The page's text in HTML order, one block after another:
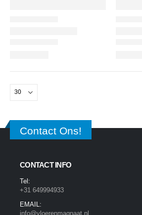
Contact Ons!
CONTACT INFO
Tel:
+31 649994933
EMAIL:
info@vloerenmagnaat.nl